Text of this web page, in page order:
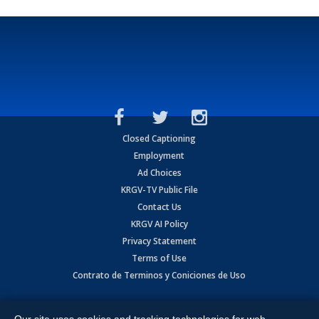
Closed Captioning
Employment
Ad Choices
KRGV-TV Public File
Contact Us
KRGV AI Policy
Privacy Statement
Terms of Use
Contrato de Terminos y Coniciones de Uso